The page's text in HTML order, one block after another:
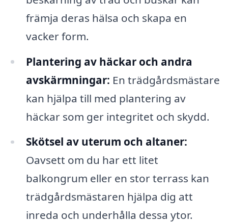
främja deras hälsa och skapa en
vacker form.
Plantering av häckar och andra
avskärmningar: En trädgårdsmästare
kan hjälpa till med plantering av
häckar som ger integritet och skydd.
Skötsel av uterum och altaner:
Oavsett om du har ett litet
balkongrum eller en stor terrass kan
trädgårdsmästaren hjälpa dig att
inreda och underhålla dessa ytor.